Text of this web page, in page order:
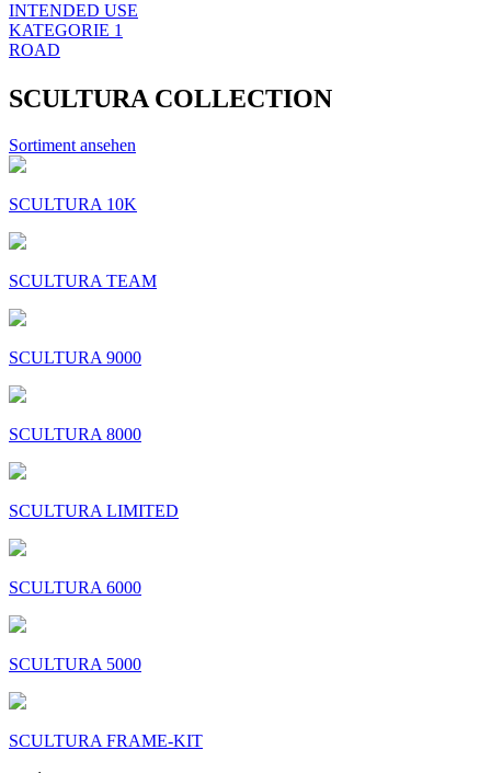
INTENDED USE
KATEGORIE 1
ROAD
SCULTURA COLLECTION
Sortiment ansehen
SCULTURA 10K
SCULTURA TEAM
SCULTURA 9000
SCULTURA 8000
SCULTURA LIMITED
SCULTURA 6000
SCULTURA 5000
SCULTURA FRAME-KIT